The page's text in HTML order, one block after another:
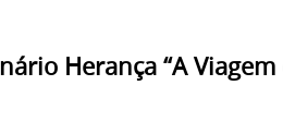
Herança “A